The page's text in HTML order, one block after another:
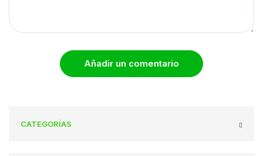
Añadir un comentario
CATEGORÍAS